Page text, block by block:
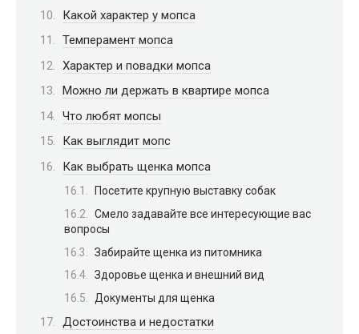
Какой характер у мопса
Темперамент мопса
Характер и повадки мопса
Можно ли держать в квартире мопса
Что любят мопсы
Как выглядит мопс
Как выбрать щенка мопса
Посетите крупную выставку собак
Смело задавайте все интересующие вас
вопросы
Забирайте щенка из питомника
Здоровье щенка и внешний вид
Документы для щенка
Достоинства и недостатки